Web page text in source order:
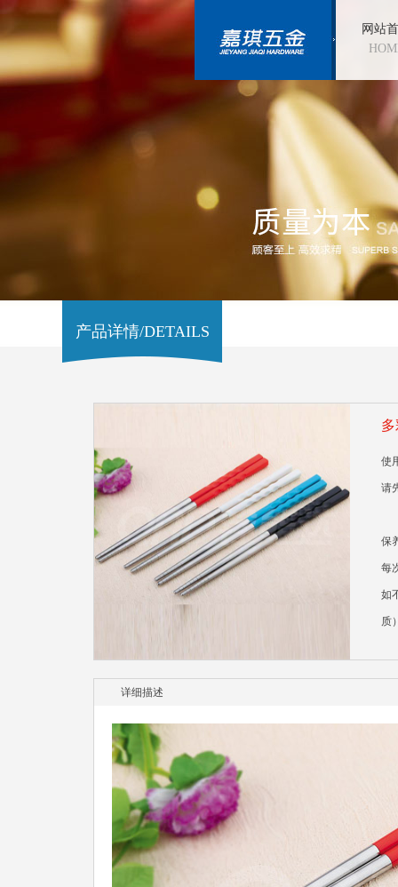
网站
产品详情/DETAILS
使
请
保
每
如
质
详细描述